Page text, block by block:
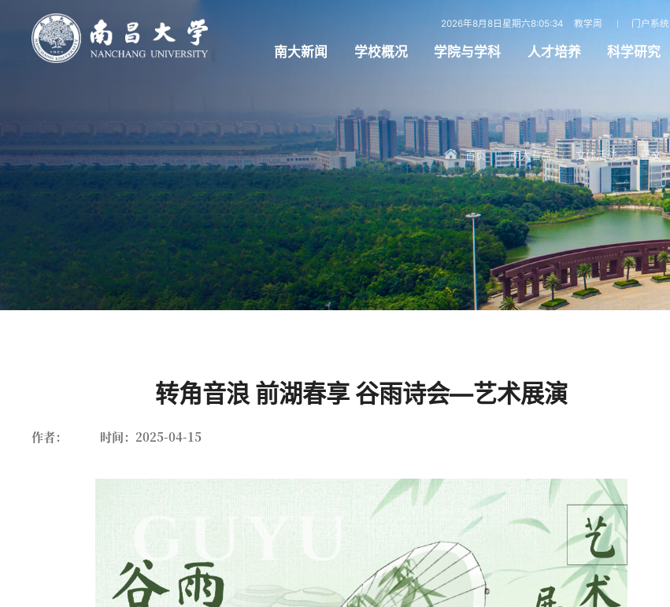
2026年8月8日星期六8:05:35 教学周 门户系统
南大新闻 学校概况 学院与学科 人才培养 科学研究
首页 / 南大看点 / 文体活动 / 正文
转角音浪 前湖春享 谷雨诗会—艺术展演
作者： 时间：2025-04-15